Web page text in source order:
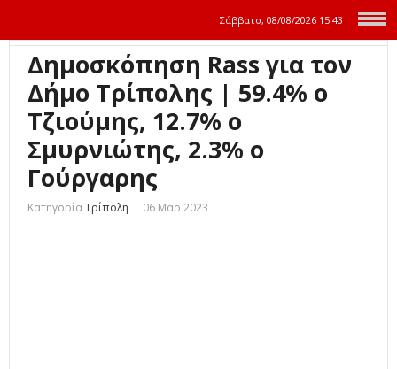
Σάββατο, 08/08/2026 15:43
Δημοσκόπηση Rass για τον
Δήμο Τρίπολης | 59.4% ο
Τζιούμης, 12.7% ο
Σμυρνιώτης, 2.3% ο
Γούργαρης
ΚατηγορίαΤρίπολη 06 Μαρ 2023